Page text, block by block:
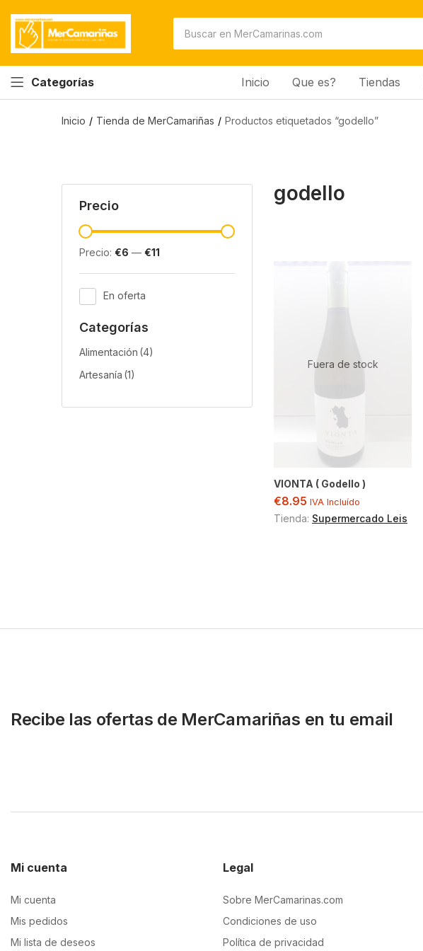
Categorías Inicio Que es? Tiendas
Inicio Tienda de MerCamariñas Productos etiquetados “godello”
Precio
Precio: €6 — €11
En oferta
Categorías
Alimentación (4)
Artesanía (1)
godello
Fuera de stock
VIONTA ( Godello )
€8.95 IVA Incluído
Tienda: Supermercado Leis
Recibe las ofertas de MerCamariñas en tu email
Mi cuenta
Mi cuenta
Mis pedidos
Mi lista de deseos
Legal
Sobre MerCamarinas.com
Condiciones de uso
Política de privacidad